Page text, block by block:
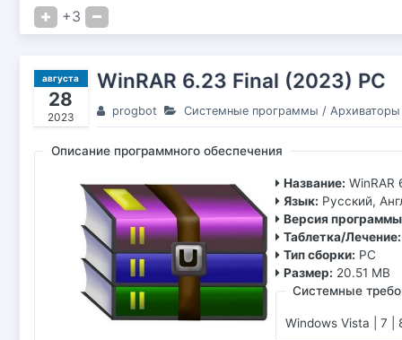
+3
августа
28
2023
WinRAR 6.23 Final (2023) РС
progbot Системные программы / Архиваторы
Описание программного обеспечения
Название:
Язык: Русский,
Версия
Таблетка/Лечение:
Тип сборки: PC
Размер: 20.51 MB
Системные
Windows Vista | 7 |